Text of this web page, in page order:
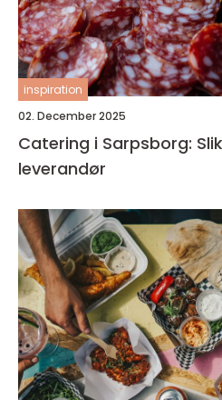
inspiration
02. December 2025
Catering i Sarpsborg:
leverandør